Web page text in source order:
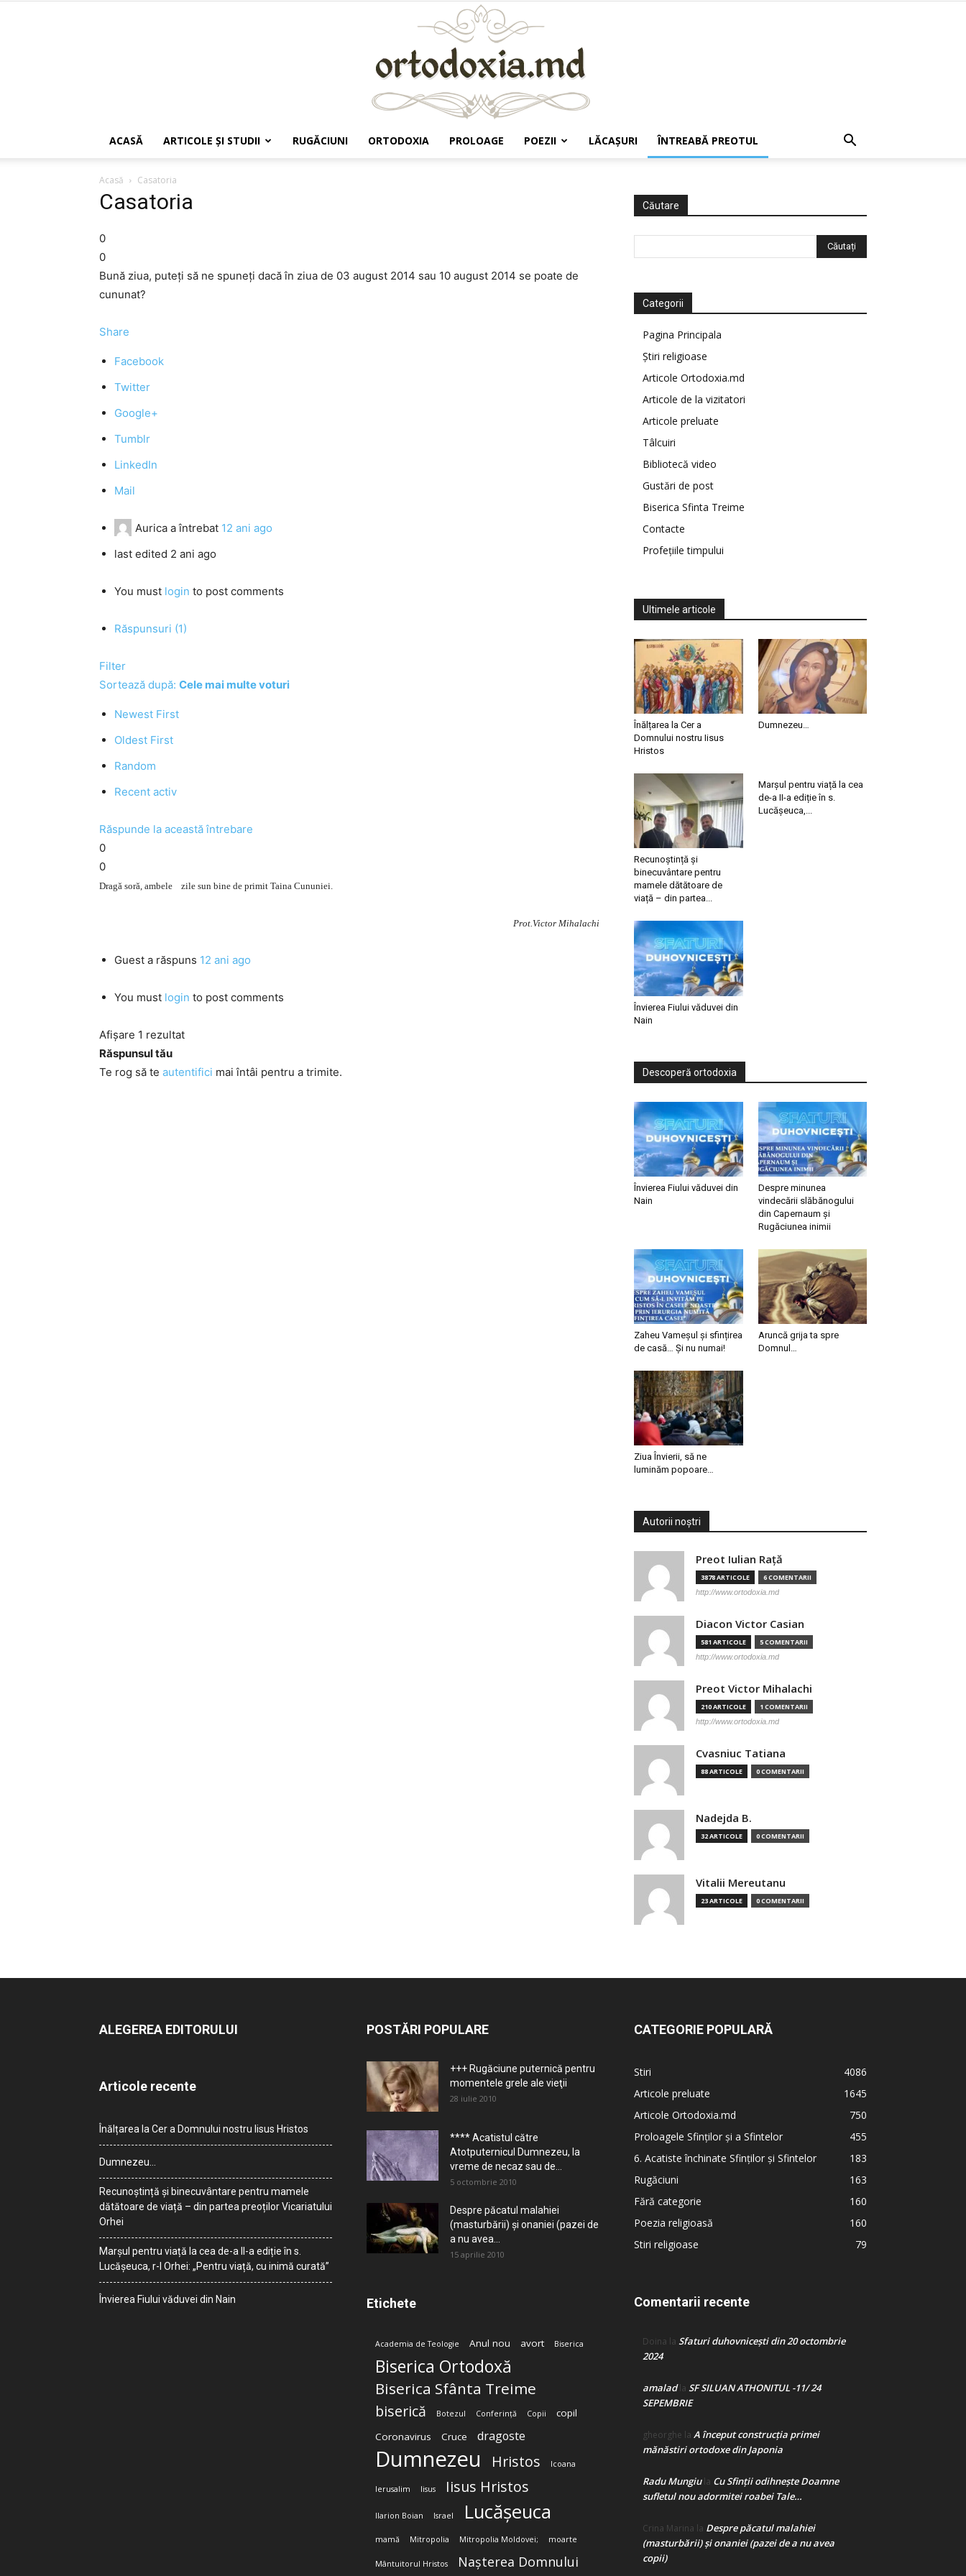
ACASĂ ARTICOLE ŞI STUDII RUGĂCIUNI ORTODOXIA PROLOAGE POEZII LĂCAŞURI ÎNTREABĂ PREOTUL
Acasă Casatoria
Casatoria
0
0
Bună ziua, puteţi să ne spuneţi dacă în ziua de 03 august 2014 sau 10 august 2014 se poate de
cununat?
Share
Facebook
Twitter
Google+
Tumblr
LinkedIn
Mail
Aurica a întrebat 12 ani ago
last edited 2 ani ago
You must login to post comments
Răspunsuri (1)
Filter
Sortează după: Cele mai multe voturi
Newest First
Oldest First
Random
Recent activ
Răspunde la această întrebare
0
0
Dragă soră, ambele zile sun bine de primit Taina Cununiei.
Prot.Victor Mihalachi
Guest a răspuns 12 ani ago
You must login to post comments
Afișare 1 rezultat
Răspunsul tău
Te rog să te autentifici mai întâi pentru a trimite.
Căutare
Categorii
Pagina Principala
Știri religioase
Articole Ortodoxia.md
Articole de la vizitatori
Articole preluate
Tâlcuiri
Bibliotecă video
Gustări de post
Biserica Sfinta Treime
Contacte
Profețiile timpului
Ultimele articole
Înălțarea la Cer a
Domnului nostru Iisus
Hristos
Dumnezeu…
Recunoștință și
binecuvântare pentru
mamele dătătoare de
viață – din partea...
Marșul pentru viață la cea
de-a II-a ediție în s.
Lucășeuca,...
Învierea Fiului văduvei din
Nain
Descoperă ortodoxia
Învierea Fiului văduvei din
Nain
Despre minunea
vindecării slăbănogului
din Capernaum și
Rugăciunea inimii
Zaheu Vameșul și sfințirea
de casă… Și nu numai!
Aruncă grija ta spre
Domnul…
Ziua Învierii, să ne
luminăm popoare…
Autorii noștri
Preot Iulian Raţă
3878 ARTICOLE 6 COMENTARII
http://www.ortodoxia.md
Diacon Victor Casian
581 ARTICOLE 5 COMENTARII
http://www.ortodoxia.md
Preot Victor Mihalachi
210 ARTICOLE 1 COMENTARII
http://www.ortodoxia.md
Cvasniuc Tatiana
88 ARTICOLE 0 COMENTARII
Nadejda B.
32 ARTICOLE 0 COMENTARII
Vitalii Mereutanu
23 ARTICOLE 0 COMENTARII
ALEGEREA EDITORULUI
Articole recente
Înălțarea la Cer a Domnului nostru Iisus Hristos
Dumnezeu…
Recunoștință și binecuvântare pentru mamele
dătătoare de viață – din partea preoților Vicariatului
Orhei
Marșul pentru viață la cea de-a II-a ediție în s.
Lucășeuca, r-l Orhei: „Pentru viață, cu inimă curată”
Învierea Fiului văduvei din Nain
POSTĂRI POPULARE
+++ Rugăciune puternică pentru
momentele grele ale vieţii
28 iulie 2010
**** Acatistul către
Atotputernicul Dumnezeu, la
vreme de necaz sau de...
5 octombrie 2010
Despre păcatul malahiei
(masturbării) şi onaniei (pazei de
a nu avea...
15 aprilie 2010
Etichete
Academia de Teologie Anul nou avort Biserica
Biserica Ortodoxă
Biserica Sfânta Treime
biserică Botezul Conferință Copii
copil
Coronavirus
Cruce dragoste
Dumnezeu Hristos Icoana
Ierusalim Iisus Iisus Hristos
Ilarion Boian Israel Lucășeuca
mamă Mitropolia Mitropolia Moldovei; moarte
Mântuitorul Hristos Nașterea Domnului
CATEGORIE POPULARĂ
Stiri
4086
Articole preluate
1645
Articole Ortodoxia.md
750
Proloagele Sfinților și a Sfintelor
455
6. Acatiste închinate Sfinților și Sfintelor
183
Rugăciuni
163
Fără categorie
160
Poezia religioasă
160
Stiri religioase
79
Comentarii recente
Doina la Sfaturi duhovnicești din 20 octombrie
2024
amaladla SF SILUAN ATHONITUL -11/ 24
SEPEMBRIE
gheorghe la A început construcţia primei
mănăstiri ortodoxe din Japonia
Radu Mungiula Cu Sfinții odihnește Doamne
sufletul nou adormitei roabei Tale…
Crina Marina la Despre păcatul malahiei
(masturbării) şi onaniei (pazei de a nu avea
copii)